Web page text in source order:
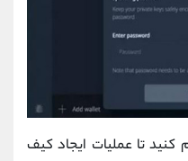
تا عملیات ایجاد کیف